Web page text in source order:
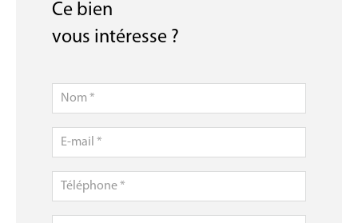
Ce bien
vous intéresse ?